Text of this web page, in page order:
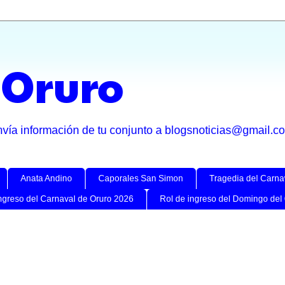
información de tu conjunto a
Anata Andino Caporales San Simon Tragedia del
del Carnaval de Oruro 2026 Rol de ingreso del Domingo